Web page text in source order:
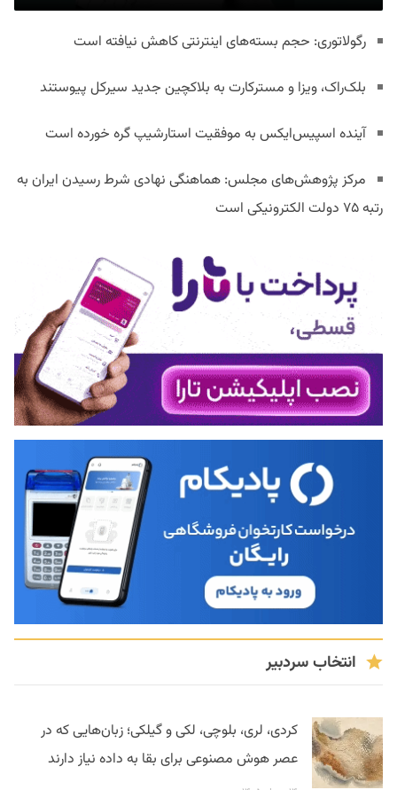
رگولاتوری: حجم بسته‌های اینترنتی کاهش نیافته است
بلک‌راک، ویزا و مسترکارت به بلاکچین جدید سیرکل پیوستند
آینده اسپیس‌ایکس به موفقیت استارشیپ گره خورده است
مرکز پژوهش‌های مجلس: هماهنگی نهادی شرط رسیدن ایران به
رتبه ۷۵ دولت الکترونیکی است
انتخاب سردبیر
کردی، لری، بلوچی، لکی و گیلکی؛ زبان‌هایی که در
عصر هوش مصنوعی برای بقا به داده نیاز دارند